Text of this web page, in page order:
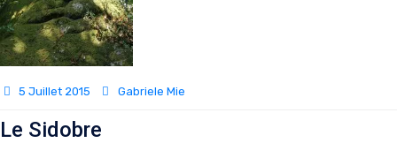
5 Juillet 2015 Gabriele Mie
Le Sidobre